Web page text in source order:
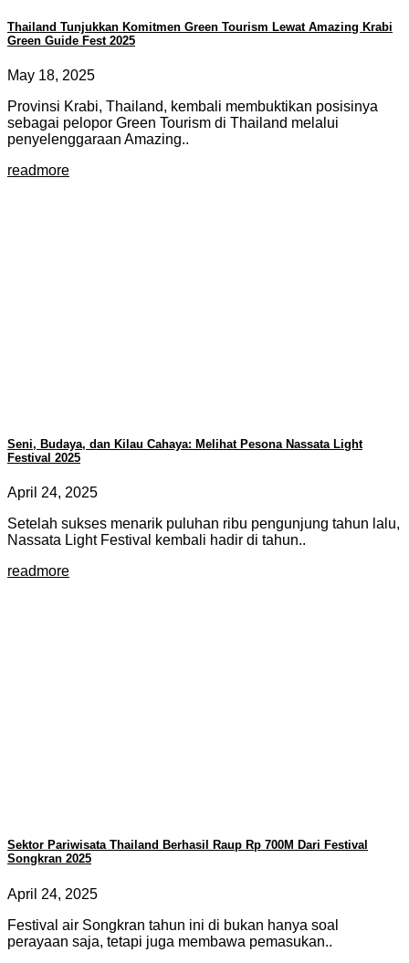
Thailand Tunjukkan Komitmen Green Tourism Lewat Amazing Krabi
Green Guide Fest 2025
May 18, 2025
Provinsi Krabi, Thailand, kembali membuktikan posisinya
sebagai pelopor Green Tourism di Thailand melalui
penyelenggaraan Amazing..
readmore
Seni, Budaya, dan Kilau Cahaya: Melihat Pesona Nassata Light
Festival 2025
April 24, 2025
Setelah sukses menarik puluhan ribu pengunjung tahun lalu,
Nassata Light Festival kembali hadir di tahun..
readmore
Sektor Pariwisata Thailand Berhasil Raup Rp 700M Dari Festival
Songkran 2025
April 24, 2025
Festival air Songkran tahun ini di bukan hanya soal
perayaan saja, tetapi juga membawa pemasukan..